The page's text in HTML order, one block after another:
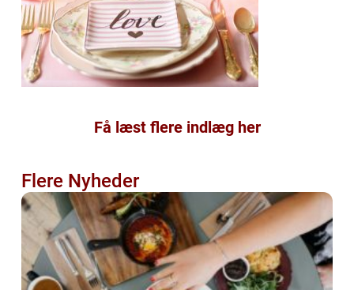
Få læst flere indlæg her
Flere Nyheder